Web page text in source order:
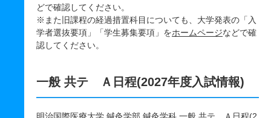
どで確認してください。
※また旧課程の経過措置科目についても、大学発表の「入
学者選抜要項」「学生募集要項」をホームページなどで確
認してください。
一般 共テ Ａ日程(2027年度入試情報)